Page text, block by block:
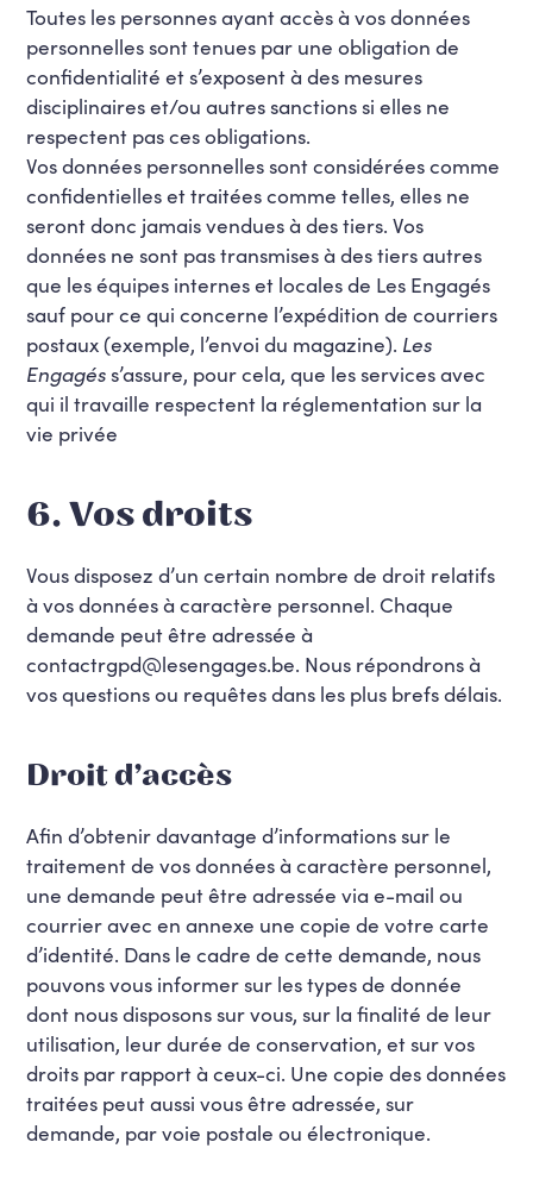
Toutes les personnes ayant accès à vos données
personnelles sont tenues par une obligation de
confidentialité et s’exposent à des mesures
disciplinaires et/ou autres sanctions si elles ne
respectent pas ces obligations.
Vos données personnelles sont considérées comme
confidentielles et traitées comme telles, elles ne
seront donc jamais vendues à des tiers. Vos
données ne sont pas transmises à des tiers autres
que les équipes internes et locales de Les Engagés
sauf pour ce qui concerne l’expédition de courriers
postaux (exemple, l’envoi du magazine). Les
Engagéss’assure, pour cela, que les services avec
qui il travaille respectent la réglementation sur la
vie privée
6. Vos droits
Vous disposez d’un certain nombre de droit relatifs
à vos données à caractère personnel. Chaque
demande peut être adressée à
contactrgpd@lesengages.be. Nous répondrons à
vos questions ou requêtes dans les plus brefs délais.
Droit d’accès
Afin d’obtenir davantage d’informations sur le
traitement de vos données à caractère personnel,
une demande peut être adressée via e-mail ou
courrier avec en annexe une copie de votre carte
d’identité. Dans le cadre de cette demande, nous
pouvons vous informer sur les types de donnée
dont nous disposons sur vous, sur la finalité de leur
utilisation, leur durée de conservation, et sur vos
droits par rapport à ceux-ci. Une copie des données
traitées peut aussi vous être adressée, sur
demande, par voie postale ou électronique.